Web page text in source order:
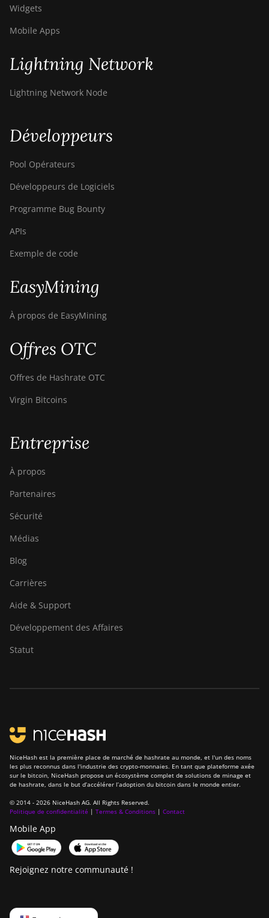
Widgets
Mobile Apps
Lightning Network
Lightning Network Node
Développeurs
Pool Opérateurs
Développeurs de Logiciels
Programme Bug Bounty
APIs
Exemple de code
EasyMining
À propos de EasyMining
Offres OTC
Offres de Hashrate OTC
Virgin Bitcoins
Entreprise
À propos
Partenaires
Sécurité
Médias
Blog
Carrières
Aide & Support
Développement des Affaires
Statut
NiceHash est la première place de marché de hashrate au monde, et l'un des noms
les plus reconnus dans l'industrie des crypto-monnaies. En tant que plateforme axée
sur le bitcoin, NiceHash propose un écosystème complet de solutions de minage et
de hashrate, dans le but d’accélérer l’adoption du bitcoin dans le monde entier.
© 2014 - 2026 NiceHash AG. All Rights Reserved.
Politique de confidentialité | Termes & Conditions | Contact
Mobile App
Rejoignez notre communauté !